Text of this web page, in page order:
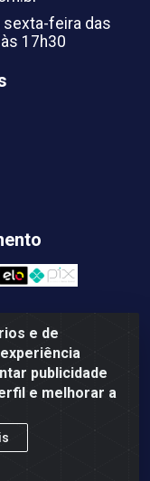
e de
publicidade
e melhorar a
sexta-feira das
17h30
LTDA -
Joao Canuto,
67030-130